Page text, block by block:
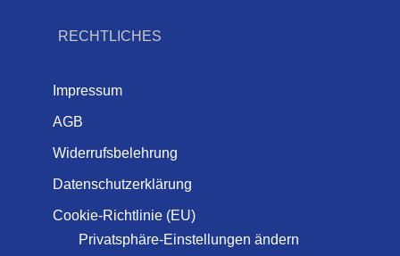
RECHTLICHES
Impressum
AGB
Widerrufsbelehrung
Datenschutzerklärung
Cookie-Richtlinie (EU)
Privatsphäre-Einstellungen ändern